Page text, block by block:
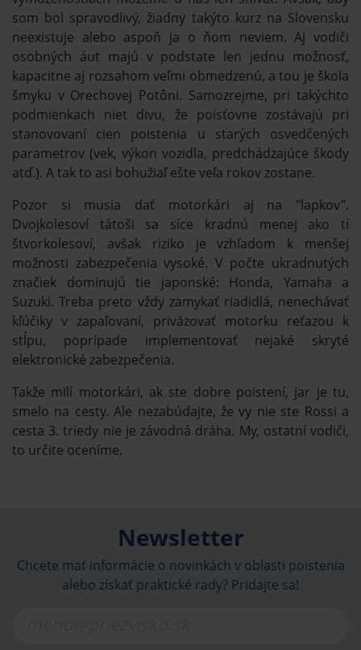
som bol spravodlivý, žiadny takýto kurz na Slovensku
neexistuje alebo aspoň ja o ňom neviem. Aj vodiči
osobných áut majú v podstate len jednu možnosť,
kapacitne aj rozsahom veľmi obmedzenú, a tou je škola
šmyku v Orechovej Potôni. Samozrejme, pri takýchto
podmienkach niet divu, že poisťovne zostávajú pri
stanovovaní cien poistenia u starých osvedčených
parametrov (vek, výkon vozidla, predchádzajúce škody
atď.). A tak to asi bohužiaľ ešte veľa rokov zostane.
Pozor si musia dať motorkári aj na "lapkov".
Dvojkolesoví tátoši sa síce kradnú menej ako tí
štvorkolesoví, avšak riziko je vzhľadom k menšej
možnosti zabezpečenia vysoké. V počte ukradnutých
značiek dominujú tie japonské: Honda, Yamaha a
Suzuki. Treba preto vždy zamykať riadidlá, nenechávať
kľúčiky v zapaľovaní, priväzovať motorku reťazou k
stĺpu, poprípade implementovať nejaké skryté
elektronické zabezpečenia.
Takže milí motorkári, ak ste dobre poistení, jar je tu,
smelo na cesty. Ale nezabúdajte, že vy nie ste Rossi a
cesta 3. triedy nie je závodná dráha. My, ostatní vodiči,
to určite oceníme.
Newsletter
Chcete mať informácie o novinkách v oblasti poistenia
alebo získať praktické rady? Pridajte sa!